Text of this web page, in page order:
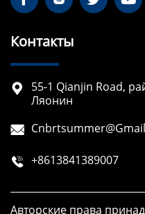
Контакты

55-1 Qianjin Road,
Ляонин

 +8613841389007
Авторские права